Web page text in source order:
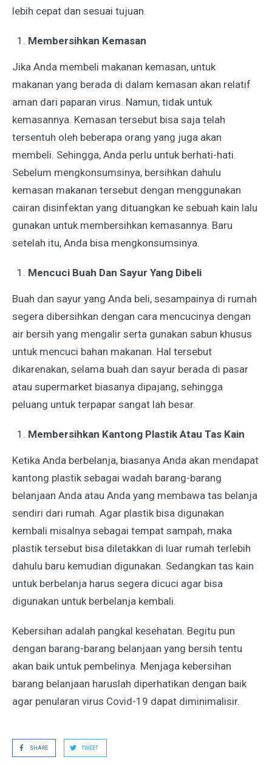
lebih cepat dan sesuai tujuan.
Membersihkan Kemasan
Jika Anda membeli makanan kemasan, untuk
makanan yang berada di dalam kemasan akan relatif
aman dari paparan virus. Namun, tidak untuk
kemasannya. Kemasan tersebut bisa saja telah
tersentuh oleh beberapa orang yang juga akan
membeli. Sehingga, Anda perlu untuk berhati-hati.
Sebelum mengkonsumsinya, bersihkan dahulu
kemasan makanan tersebut dengan menggunakan
cairan disinfektan yang dituangkan ke sebuah kain lalu
gunakan untuk membersihkan kemasannya. Baru
setelah itu, Anda bisa mengkonsumsinya.
Mencuci Buah Dan Sayur Yang Dibeli
Buah dan sayur yang Anda beli, sesampainya di rumah
segera dibersihkan dengan cara mencucinya dengan
air bersih yang mengalir serta gunakan sabun khusus
untuk mencuci bahan makanan. Hal tersebut
dikarenakan, selama buah dan sayur berada di pasar
atau supermarket biasanya dipajang, sehingga
peluang untuk terpapar sangat lah besar.
Membersihkan Kantong Plastik Atau Tas Kain
Ketika Anda berbelanja, biasanya Anda akan mendapat
kantong plastik sebagai wadah barang-barang
belanjaan Anda atau Anda yang membawa tas belanja
sendiri dari rumah. Agar plastik bisa digunakan
kembali misalnya sebagai tempat sampah, maka
plastik tersebut bisa diletakkan di luar rumah terlebih
dahulu baru kemudian digunakan. Sedangkan tas kain
untuk berbelanja harus segera dicuci agar bisa
digunakan untuk berbelanja kembali.
Kebersihan adalah pangkal kesehatan. Begitu pun
dengan barang-barang belanjaan yang bersih tentu
akan baik untuk pembelinya. Menjaga kebersihan
barang belanjaan haruslah diperhatikan dengan baik
agar penularan virus Covid-19 dapat diminimalisir.
SHARE TWEET